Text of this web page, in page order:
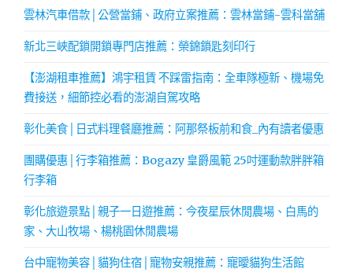
雲林汽車借款│公營當鋪、政府立案推薦：雲林當鋪-雲科當舖
新北三峽配鎖開鎖專門店推薦：榮錦鎖匙刻印行
【澎湖租車推薦】鴻宇租賃 不踩雷指南：全車隊極新、機場免
費接送，細節控必看的澎湖自駕攻略
彰化美食│日式料理餐廳推薦：阿那祭板前和食_內有讀者優惠
團購優惠│行李箱推薦：Bogazy 皇爵風範 25吋運動款胖胖箱
行李箱
彰化旅遊景點│親子一日遊推薦：今夜星辰休閒農場、白馬的
家、大山牧場、楊桃園休閒農場
台中寵物美容│貓狗住宿│寵物安親推薦：寵曖貓狗生活館